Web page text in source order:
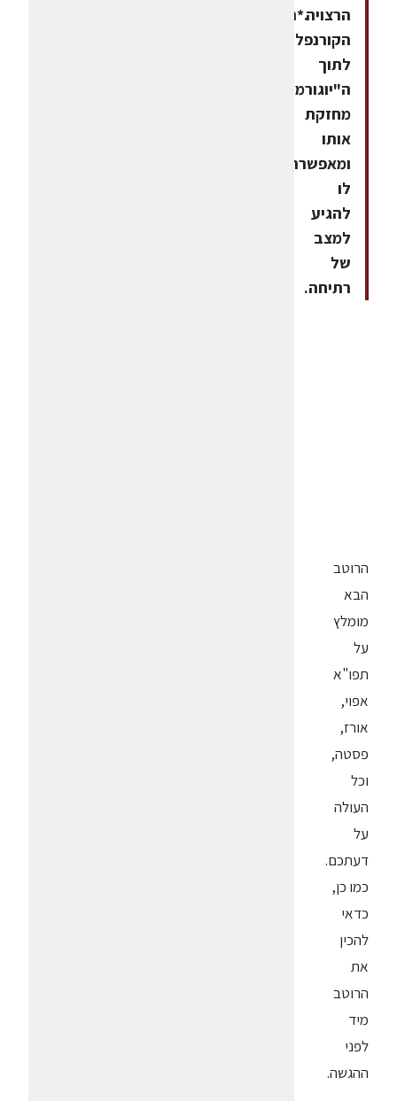
הרצויה.*תוספת
הקורנפלור
לתוך
ה"יוגורמה"
מחזקת
אותו
ומאפשרת
לו
להגיע
למצב
של
רתיחה.
הרוטב
הבא
מומלץ
על
תפו"א
אפוי,
אורז,
פסטה,
וכל
העולה
על
דעתכם.
כמו כן,
כדאי
להכין
את
הרוטב
מיד
לפני
ההגשה.